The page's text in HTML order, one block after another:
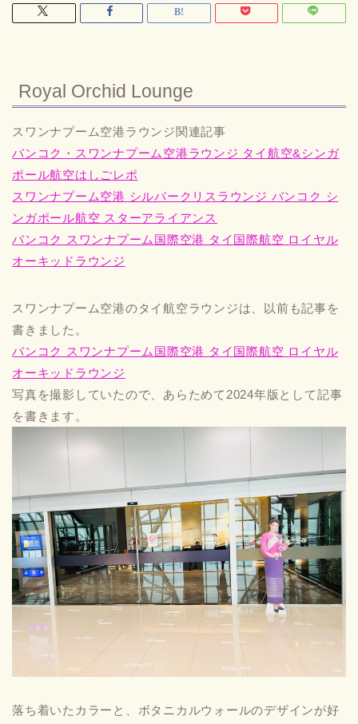
Royal Orchid Lounge
スワンナプーム空港ラウンジ関連記事
バンコク・スワンナプーム空港ラウンジ タイ航空&シンガ
ポール航空はしごレポ
スワンナプーム空港 シルバークリスラウンジ バンコク シ
ンガポール航空 スターアライアンス
バンコク スワンナプーム国際空港 タイ国際航空 ロイヤル
オーキッドラウンジ
スワンナプーム空港のタイ航空ラウンジは、以前も記事を
書きました。
バンコク スワンナプーム国際空港 タイ国際航空 ロイヤル
オーキッドラウンジ
写真を撮影していたので、あらためて2024年版として記事
を書きます。
落ち着いたカラーと、ボタニカルウォールのデザインが好